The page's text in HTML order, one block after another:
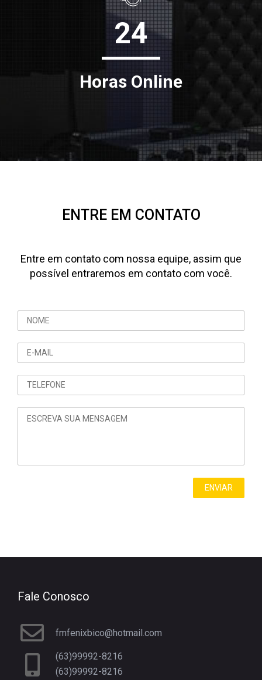
24
Horas Online
ENTRE EM CONTATO
Entre em contato com nossa equipe, assim que
possível entraremos em contato com você.
Fale Conosco
fmfenixbico@hotmail.com
(63)99992-8216
(63)99992-8216